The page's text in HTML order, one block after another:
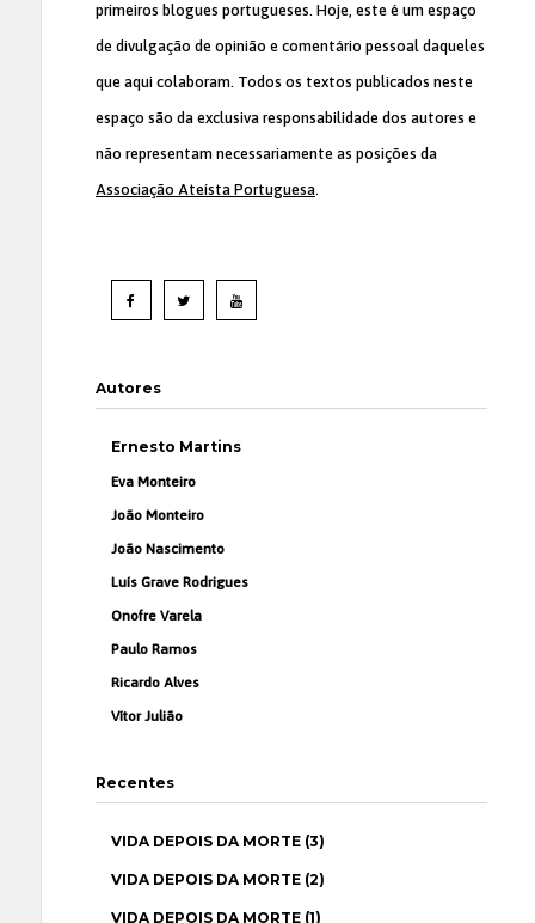
primeiros blogues portugueses. Hoje, este é um espaço
de divulgação de opinião e comentário pessoal daqueles
que aqui colaboram. Todos os textos publicados neste
espaço são da exclusiva responsabilidade dos autores e
não representam necessariamente as posições da
Associação Ateísta Portuguesa.
Autores
Ernesto Martins
Eva Monteiro
João Monteiro
João Nascimento
Luís Grave Rodrigues
Onofre Varela
Paulo Ramos
Ricardo Alves
Vítor Julião
Recentes
VIDA DEPOIS DA MORTE (3)
VIDA DEPOIS DA MORTE (2)
VIDA DEPOIS DA MORTE (1)